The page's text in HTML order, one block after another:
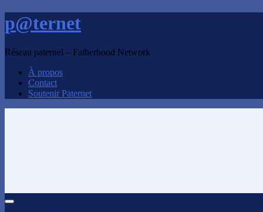
p@ternet
Réseau paternel – Fatherhood Network
À propos
Contact
Soutenir Paternet